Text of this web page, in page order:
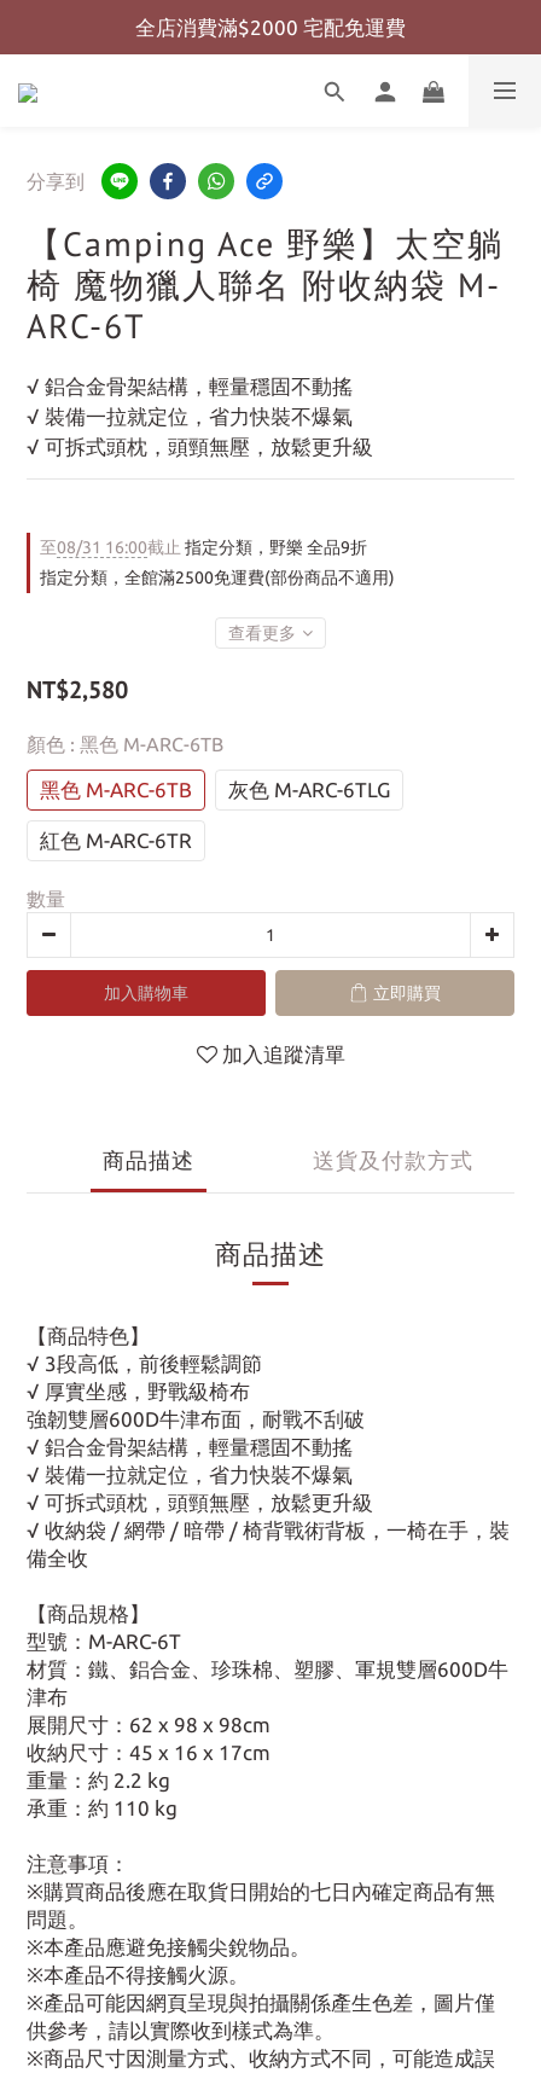
全店消費滿$999 超商免運費
全店消費滿$2000 宅配免運費
全店消費滿$999 超商免運費
分享到
【Camping Ace 野樂】太空躺
椅 魔物獵人聯名 附收納袋 M-
ARC-6T
√ 鋁合金骨架結構，輕量穩固不動搖
√ 裝備一拉就定位，省力快裝不爆氣
√ 可拆式頭枕，頭頸無壓，放鬆更升級
至08/31 16:00截止 指定分類，野樂 全品9折
指定分類，全館滿2500免運費(部份商品不適用)
查看更多
NT$2,580
顏色 : 黑色 M-ARC-6TB
黑色 M-ARC-6TB 灰色 M-ARC-6TLG
紅色 M-ARC-6TR
數量
加入購物車 立即購買
加入追蹤清單
商品描述 送貨及付款方式
商品描述
【商品特色】
√ 3段高低，前後輕鬆調節
√ 厚實坐感，野戰級椅布
強韌雙層600D牛津布面，耐戰不刮破
√ 鋁合金骨架結構，輕量穩固不動搖
√ 裝備一拉就定位，省力快裝不爆氣
√ 可拆式頭枕，頭頸無壓，放鬆更升級
√ 收納袋 / 網帶 / 暗帶 / 椅背戰術背板，一椅在手，裝
備全收
【商品規格】
型號：M-ARC-6T
材質：鐵、鋁合金、珍珠棉、塑膠、軍規雙層600D牛
津布
展開尺寸：62 x 98 x 98cm
收納尺寸：45 x 16 x 17cm
重量：約 2.2 kg
承重：約 110 kg
注意事項：
※購買商品後應在取貨日開始的七日內確定商品有無
問題。
※本產品應避免接觸尖銳物品。
※本產品不得接觸火源。
※產品可能因網頁呈現與拍攝關係產生色差，圖片僅
供參考，請以實際收到樣式為準。
※商品尺寸因測量方式、收納方式不同，可能造成誤